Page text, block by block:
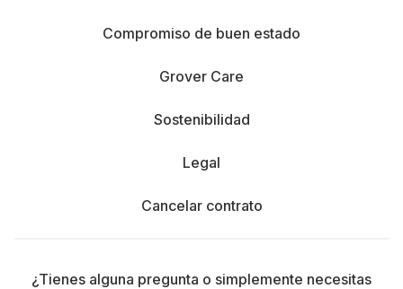
Compromiso de buen estado
Grover Care
Sostenibilidad
Legal
Cancelar contrato
¿Tienes alguna pregunta o simplemente necesitas